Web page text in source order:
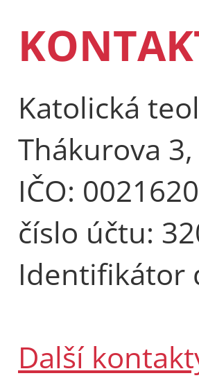
Katolická
Thákurova
IČO:
číslo účtu:
Identifikátor
Další